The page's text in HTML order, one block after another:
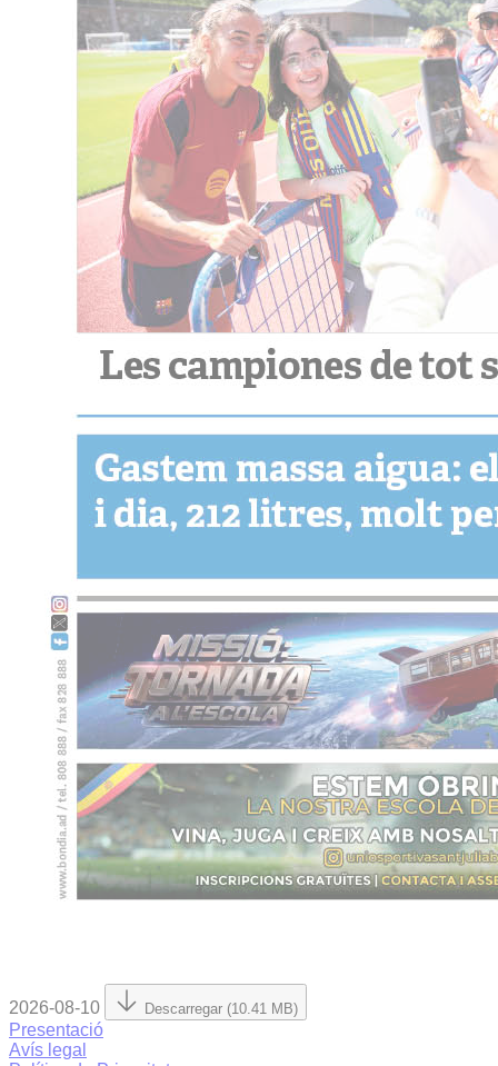
2026-08-10 Descarregar (10.41 MB)
Presentació
Avís legal